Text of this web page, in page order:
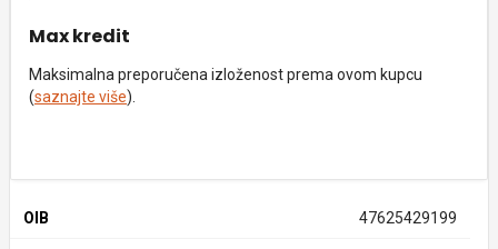
Max kredit
Maksimalna preporučena izloženost prema ovom kupcu
(saznajte više).
OIB 47625429199